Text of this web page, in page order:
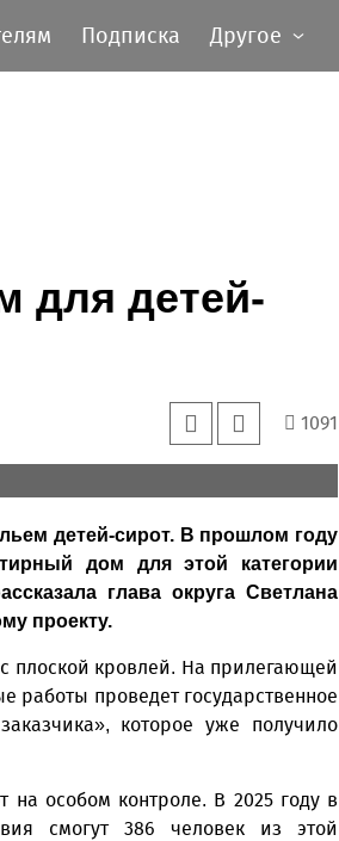
Подписка Другое
для детей-
1091
детей-сирот. В прошлом году
дом для этой категории
глава округа Светлана
проекту.
плоской кровлей. На прилегающей
работы проведет государственное
которое уже получило
на особом контроле. В 2025 году в
смогут 386 человек из этой